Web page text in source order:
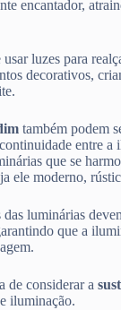
encantador,
luzes para
decorativos,
também podem
entre a
que se
ele moderno,
luminárias
que a
de considerar a
iluminação.